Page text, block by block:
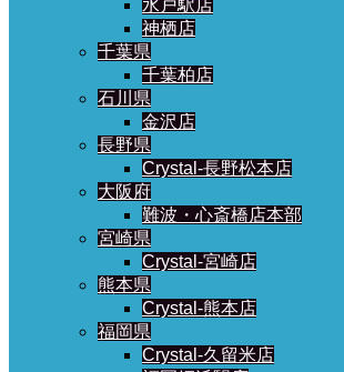
水戸駅店
神栖店
千葉県
千葉柏店
石川県
金沢店
長野県
Crystal-長野松本店
大阪府
難波・心斎橋店本部
宮崎県
Crystal-宮崎店
熊本県
Crystal-熊本店
福岡県
Crystal-久留米店